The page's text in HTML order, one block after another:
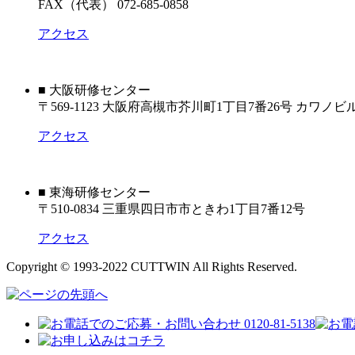
FAX（代表） 072-685-0858
アクセス
■ 大阪研修センター
〒569-1123 大阪府高槻市芥川町1丁目7番26号 カワノビ
アクセス
■ 東海研修センター
〒510-0834 三重県四日市市ときわ1丁目7番12号
アクセス
Copyright © 1993-2022 CUTTWIN All Rights Reserved.